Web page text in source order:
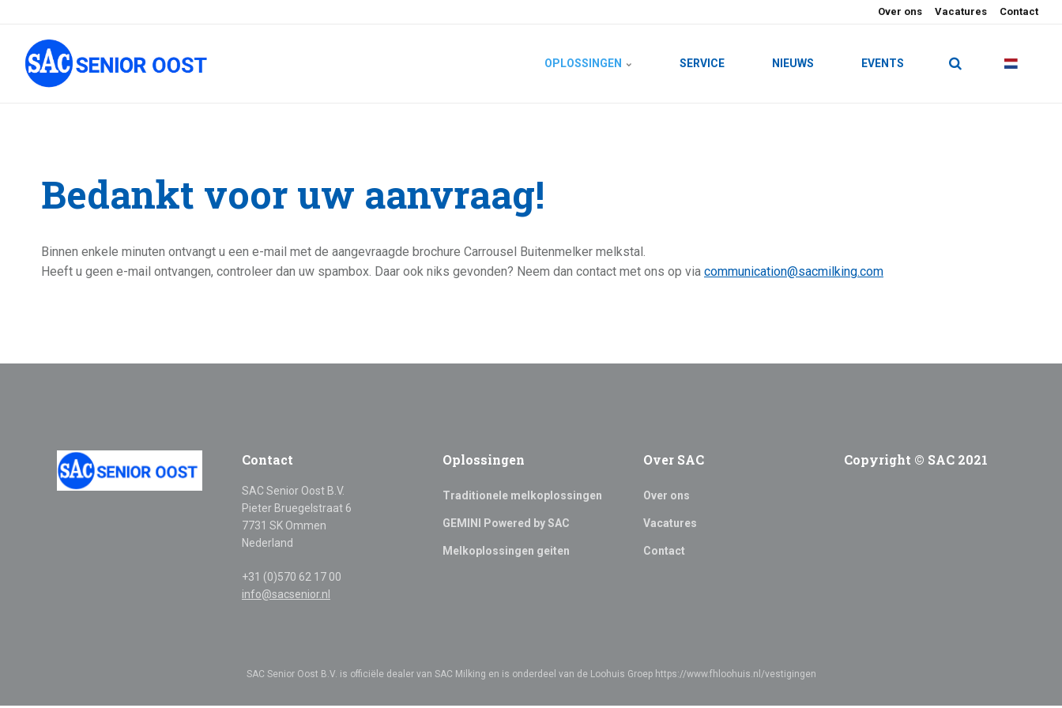
Over ons Vacatures Contact
OPLOSSINGEN SERVICE NIEUWS EVENTS
Bedankt voor uw aanvraag!
Binnen enkele minuten ontvangt u een e-mail met de aangevraagde brochure Carrousel Buitenmelker melkstal.
Heeft u geen e-mail ontvangen, controleer dan uw spambox. Daar ook niks gevonden? Neem dan contact met ons op via communication@sacmilking.com
Contact
SAC Senior Oost B.V.
Pieter Bruegelstraat 6
7731 SK Ommen
Nederland
+31 (0)570 62 17 00
info@sacsenior.nl
Oplossingen
Traditionele melkoplossingen
GEMINI Powered by SAC
Melkoplossingen geiten
Over SAC
Over ons
Vacatures
Contact
Copyright © SAC 2021
SAC Senior Oost B.V. is officiële dealer van SAC Milking en is onderdeel van de Loohuis Groep https://www.fhloohuis.nl/vestigingen